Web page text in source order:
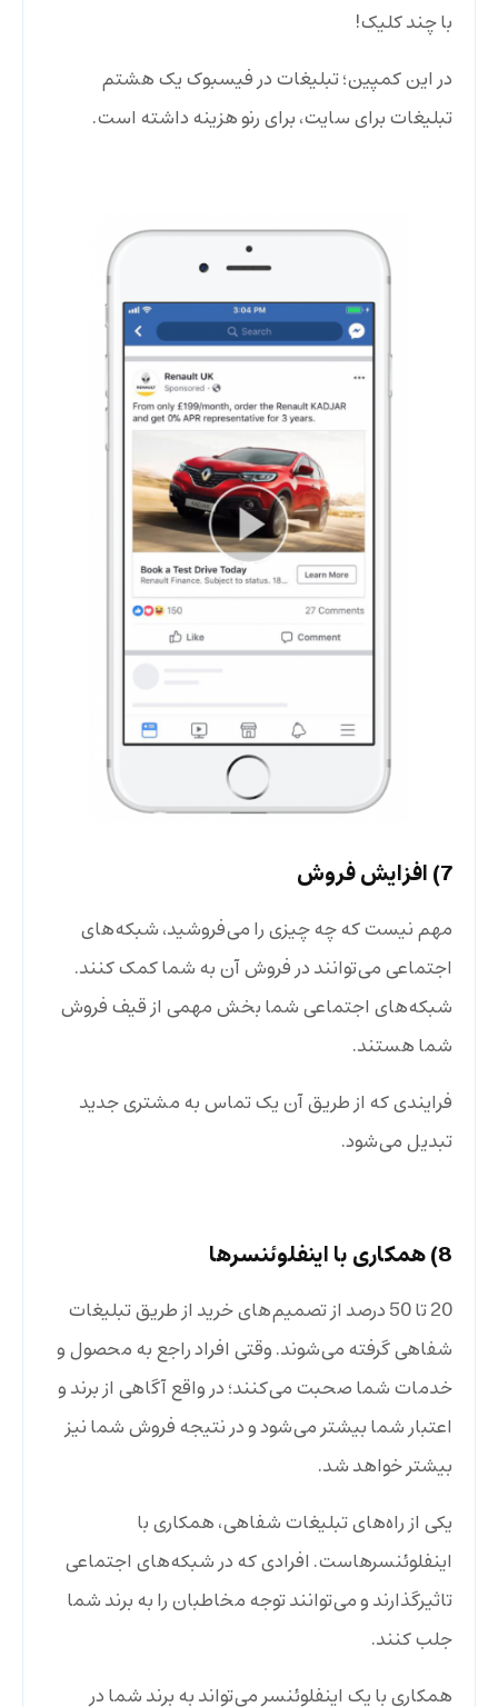
با چند کلیک!
در این کمپین؛ تبلیغات در فیسبوک یک هشتم
تبلیغات برای سایت، برای رنو هزینه داشته است.
7) افزایش فروش
مهم نیست که چه چیزی را می‌فروشید، شبکه‌های
اجتماعی می‌توانند در فروش آن به شما کمک کنند.
شبکه‌های اجتماعی شما بخش مهمی از قیف فروش
شما هستند.
فرایندی که از طریق آن یک تماس به مشتری جدید
تبدیل می‌شود.
8) همکاری با اینفلوئنسرها
20 تا 50 درصد از تصمیم‌های خرید از طریق تبلیغات
شفاهی گرفته می‌شوند. وقتی افراد راجع به محصول و
خدمات شما صحبت می‌کنند؛ در واقع آگاهی از برند و
اعتبار شما بیشتر می‌شود و در نتیجه فروش شما نیز
بیشتر خواهد شد.
یکی از راه‌های تبلیغات شفاهی، همکاری با
اینفلوئنسرهاست. افرادی که در شبکه‌های اجتماعی
تاثیرگذارند و می‌توانند توجه مخاطبان را به برند شما
جلب کنند.
همکاری با یک اینفلوئنسر می‌تواند به برند شما در